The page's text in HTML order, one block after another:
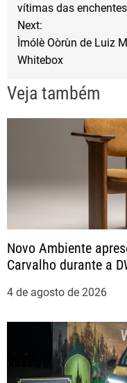
k
g
ã
o
d
e
o
vítimas das enchentes
Next:
Ìmólè Oòrùn de Luiz
Whitebox
Veja também
Novo Ambiente
Carvalho durante a
4 de agosto de 2026